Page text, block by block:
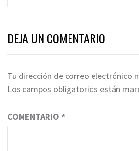
DEJA UN COMENTARIO
Tu dirección de correo electrónico
Los campos obligatorios están
COMENTARIO *